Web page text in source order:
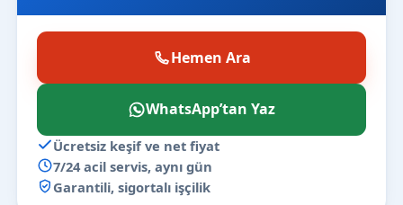
Hemen Ara
WhatsApp’tan Yaz
Ücretsiz keşif ve net fiyat
7/24 acil servis, aynı gün
Garantili, sigortalı işçilik